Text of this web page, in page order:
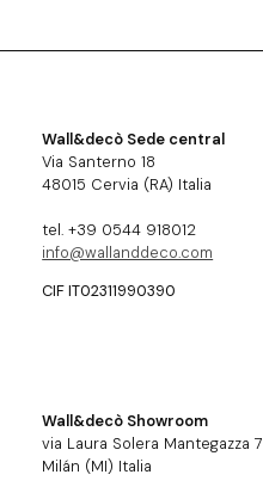
Wall&decò Sede central
Via Santerno 18
48015 Cervia (RA) Italia
tel. +39 0544 918012
info@wallanddeco.com
CIF IT02311990390
Wall&decò Showroom
via Laura Solera Mantegazza 7
Milán (MI) Italia